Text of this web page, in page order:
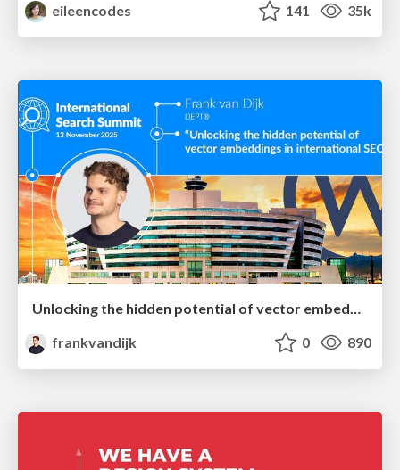
eileencodes
141 35k
Unlocking the hidden potential of vector embeddings in international SEO
frankvandijk
0 890